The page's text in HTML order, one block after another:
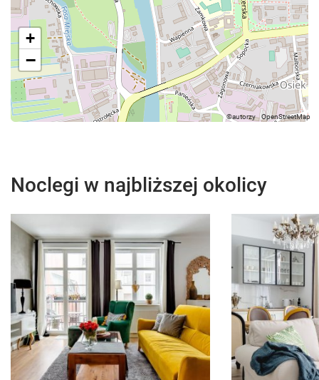
+
−
Noclegi w najbliższej okolicy